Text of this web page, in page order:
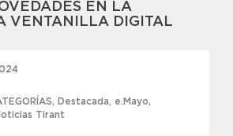
EN LA
VENTANILLA DIGITAL
, Destacada, e.Mayo,
Tirant